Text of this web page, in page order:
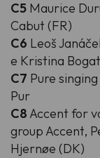
C5 Maurice
Cabut (FR)
C6 Leoš
e Kristina
C7 Pure
Pur
C8 Accent for
group Accent,
Hjernøe (DK)